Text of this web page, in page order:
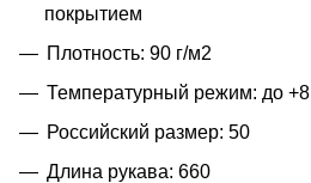
покрытием
Плотность: 90 г/м2
Температурный режим: до +8
Российский размер: 50
Длина рукава: 660